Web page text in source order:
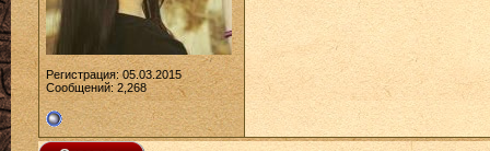
Регистрация: 05.03.2015
Сообщений: 2,268